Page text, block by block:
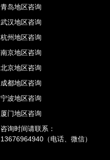
青岛地区咨询
武汉地区咨询
杭州地区咨询
南京地区咨询
北京地区咨询
成都地区咨询
宁波地区咨询
厦门地区咨询
咨询时间请联系：
13676964940（电话、微信）